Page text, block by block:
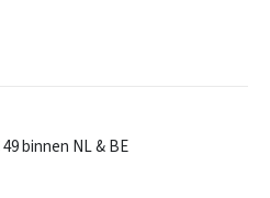
binnen NL & BE